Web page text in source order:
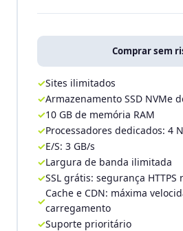
Comprar sem
Sites ilimitados
Armazenamento SSD NVMe
10 GB de memória RAM
Processadores dedicados: 4
E/S: 3 GB/s
Largura de banda ilimitada
SSL grátis: segurança HTTPS
Cache e CDN: máxima
carregamento
Suporte prioritário